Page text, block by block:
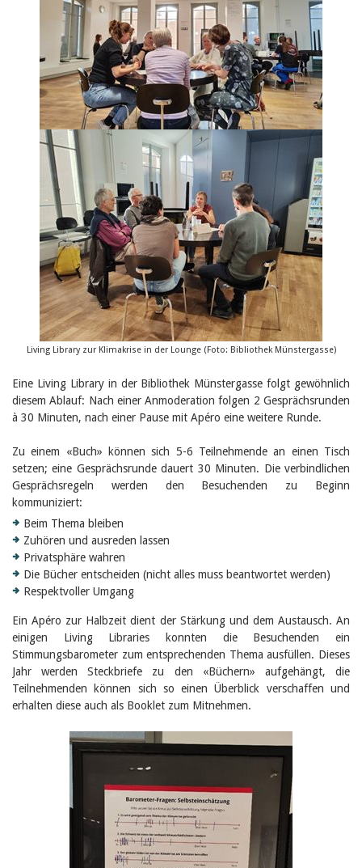
Living Library zur Klimakrise in der Lounge (Foto: Bibliothek Münstergasse)
Eine Living Library in der Bibliothek Münstergasse folgt gewöhnlich
diesem Ablauf: Nach einer Anmoderation folgen 2 Gesprächsrunden
à 30 Minuten, nach einer Pause mit Apéro eine weitere Runde.
Zu einem «Buch» können sich 5-6 Teilnehmende an einen Tisch
setzen; eine Gesprächsrunde dauert 30 Minuten. Die verbindlichen
Gesprächsregeln werden den Besuchenden zu Beginn
kommuniziert:
Beim Thema bleiben
Zuhören und ausreden lassen
Privatsphäre wahren
Die Bücher entscheiden (nicht alles muss beantwortet werden)
Respektvoller Umgang
Ein Apéro zur Halbzeit dient der Stärkung und dem Austausch. An
einigen Living Libraries konnten die Besuchenden ein
Stimmungsbarometer zum entsprechenden Thema ausfüllen. Dieses
Jahr werden Steckbriefe zu den «Büchern» aufgehängt, die
Teilnehmenden können sich so einen Überblick verschaffen und
erhalten diese auch als Booklet zum Mitnehmen.